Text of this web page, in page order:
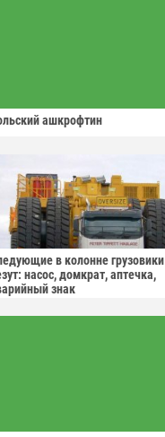
ашкрофтин
в колонне грузовики
насос, домкрат, аптечка,
знак